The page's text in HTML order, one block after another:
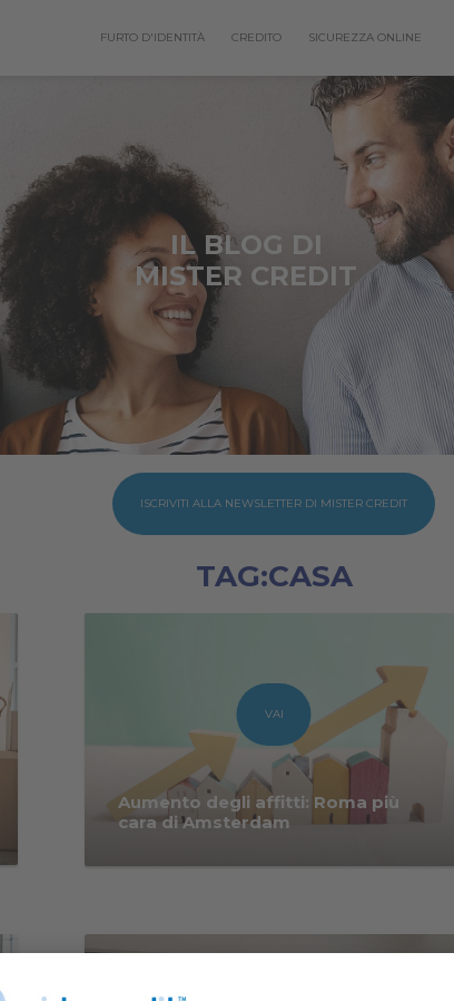
FURTO D'IDENTITÀ CREDITO SICUREZZA ONLINE
IL BLOG DI
MISTER CREDIT
ISCRIVITI ALLA NEWSLETTER DI MISTER CREDIT
TAG:CASA
Aumento degli affitti: Roma più
cara di Amsterdam
VAI